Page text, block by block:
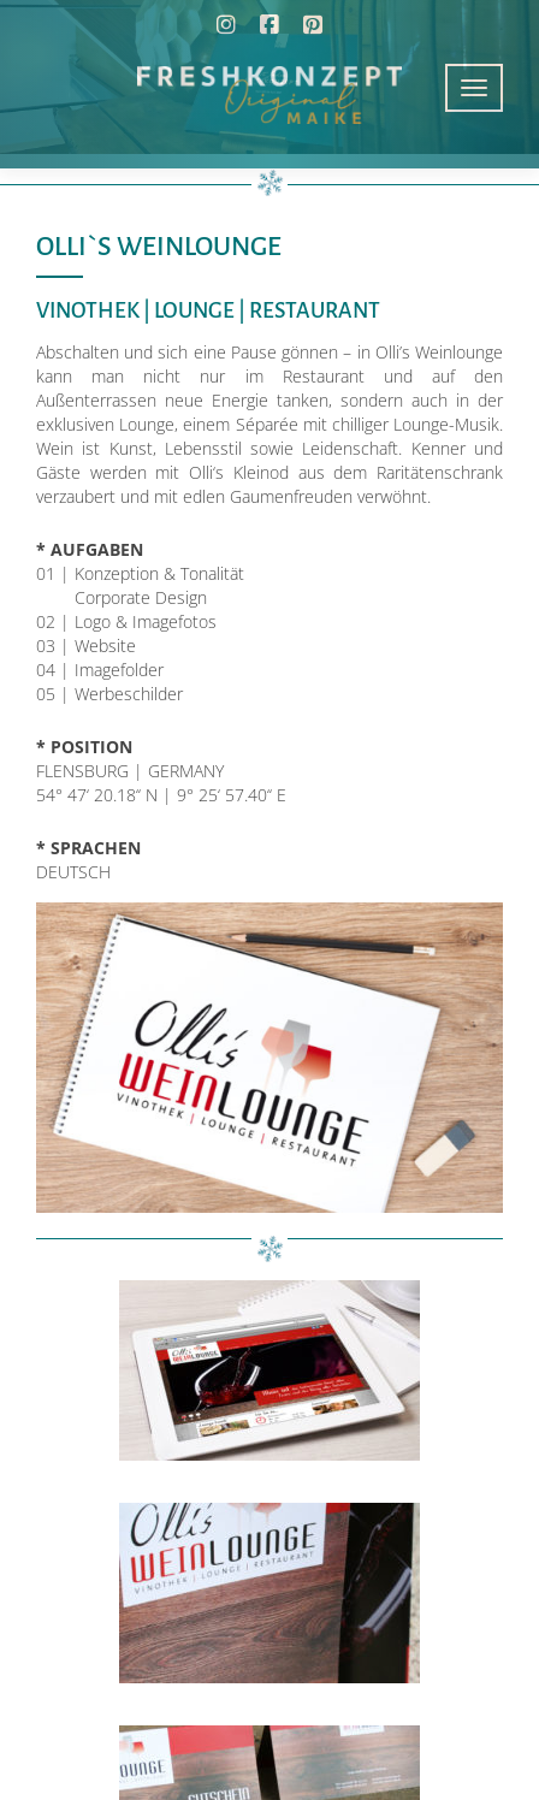
Schalte
OLLI`S WEINLOUNGE
VINOTHEK | LOUNGE | RESTAURANT
Abschalten und sich eine Pause gönnen – in Olli’s Weinlounge
kann man nicht nur im Restaurant und auf den
Außenterrassen neue Energie tanken, sondern auch in der
exklusiven Lounge, einem Séparée mit chilliger Lounge-Musik.
Wein ist Kunst, Lebensstil sowie Leidenschaft. Kenner und
Gäste werden mit Olli‘s Kleinod aus dem Raritätenschrank
verzaubert und mit edlen Gaumenfreuden verwöhnt.
* AUFGABEN
01 | Konzeption & Tonalität
Corporate Design
02 | Logo & Imagefotos
03 | Website
04 | Imagefolder
05 | Werbeschilder
* POSITION
FLENSBURG | GERMANY
54° 47‘ 20.18‘‘ N | 9° 25‘ 57.40‘‘ E
* SPRACHEN
DEUTSCH